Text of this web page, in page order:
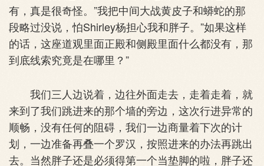
有，真是很奇怪。”我把中间大战黄皮子和蟒蛇的那
段略过没说，怕Shirley杨担心我和胖子。”如果这样
的话，这座道观里面正殿和侧殿里面什么都没有，那
到底线索究竟是在哪里？”
我们三人边说着，边往外面走去，走着走着，就
来到了我们跳进来的那个墙的旁边，这次行进异常的
顺畅，没有任何的阻碍，我们一边商量着下次的计
划，一边准备再叠一个罗汉，按照进来的办法再跳出
去。当然胖子还是必须得第一个当垫脚的啦，胖子还